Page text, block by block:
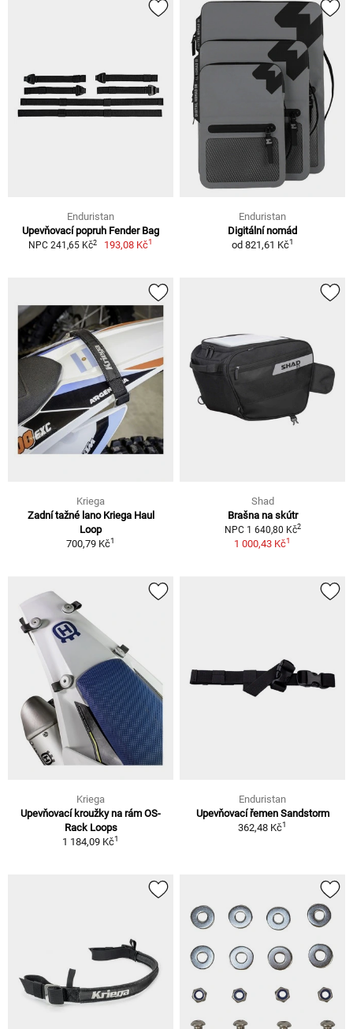
Enduristan
Upevňovací popruh Fender Bag
NPC 241,65 Kč2 193,08 Kč1
Enduristan
Digitální nomád
od 821,61 Kč1
Kriega
Zadní tažné lano Kriega Haul
Loop
700,79 Kč1
Shad
Brašna na skútr
NPC 1 640,80 Kč2
1 000,43 Kč1
Kriega
Upevňovací kroužky na rám OS-
Rack Loops
1 184,09 Kč1
Enduristan
Upevňovací řemen Sandstorm
362,48 Kč1